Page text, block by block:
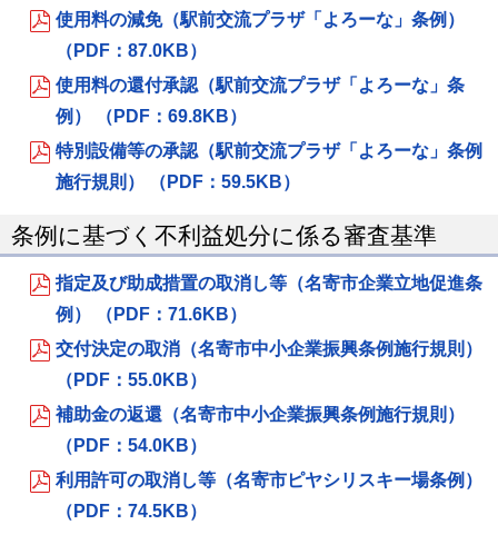
使用料の減免（駅前交流プラザ「よろーな」条例）
（PDF：87.0KB）
使用料の還付承認（駅前交流プラザ「よろーな」条
例） （PDF：69.8KB）
特別設備等の承認（駅前交流プラザ「よろーな」条例
施行規則） （PDF：59.5KB）
条例に基づく不利益処分に係る審査基準
指定及び助成措置の取消し等（名寄市企業立地促進条
例） （PDF：71.6KB）
交付決定の取消（名寄市中小企業振興条例施行規則）
（PDF：55.0KB）
補助金の返還（名寄市中小企業振興条例施行規則）
（PDF：54.0KB）
利用許可の取消し等（名寄市ピヤシリスキー場条例）
（PDF：74.5KB）